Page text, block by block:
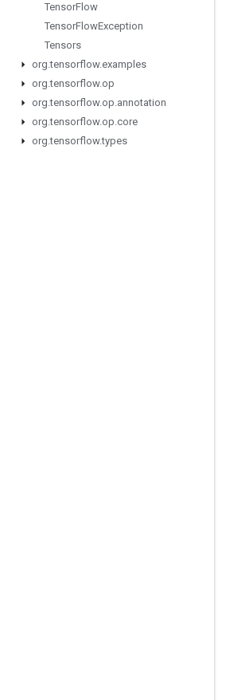
TensorFlow
TensorFlowException
Tensors
org.tensorflow.examples
org.tensorflow.op
org.tensorflow.op.annotation
org.tensorflow.op.core
org.tensorflow.types